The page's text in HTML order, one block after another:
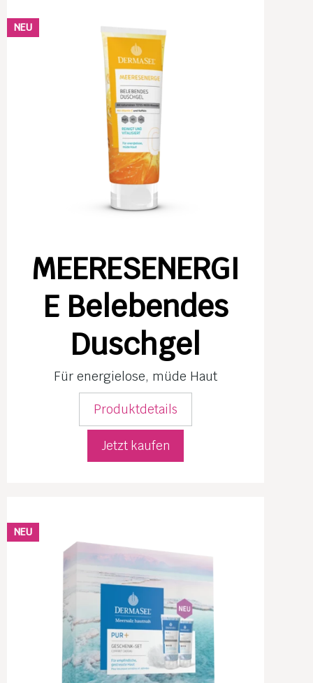
NEU
MEERESENERGI
E Belebendes
Duschgel
Für energielose, müde Haut
Produktdetails
Jetzt kaufen
NEU